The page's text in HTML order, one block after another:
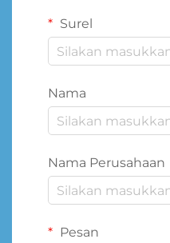
Surel
Nama
Nama Perusahaan
Pesan